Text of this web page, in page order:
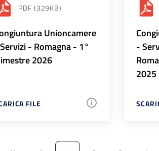
PDF (329KB)
Unioncamere
- Romagna - 1°
2026
FILE
-
2025